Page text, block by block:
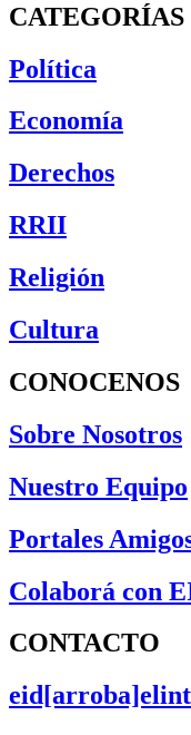
CATEGORÍAS
Política
Economía
Derechos
RRII
Religión
Cultura
CONOCENOS
Sobre Nosotros
Nuestro Equipo
Portales
Colaborá con
CONTACTO